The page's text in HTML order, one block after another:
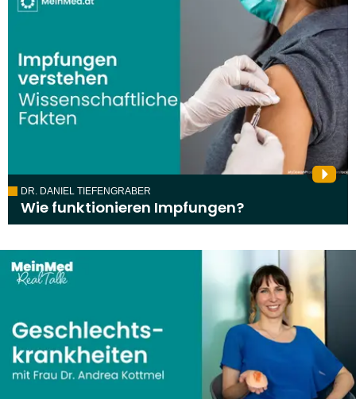
DR. DANIEL TIEFENGRABER
Wie funktionieren Impfungen?